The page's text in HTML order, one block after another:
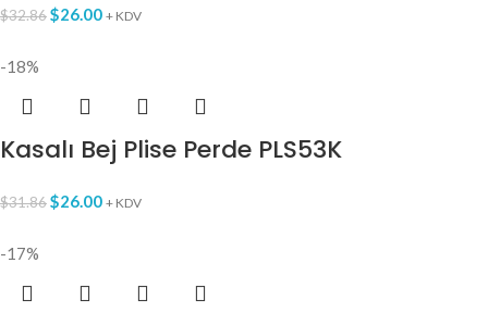
$32.86$26.00 + KDV
-18%
Kasalı Bej Plise Perde PLS53K
$31.86$26.00 + KDV
-17%